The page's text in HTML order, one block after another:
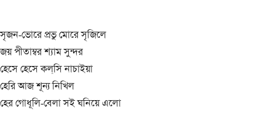
সৃজন-ভোরে প্রভু মোরে সৃজিলে
জয় পীতাম্বর শ্যাম সুন্দর
হেসে হেসে কল্‌সি নাচাইয়া
হেরি আজ শূন্য নিখিল
হের গোধূলি-বেলা সই ঘনিয়ে এলো